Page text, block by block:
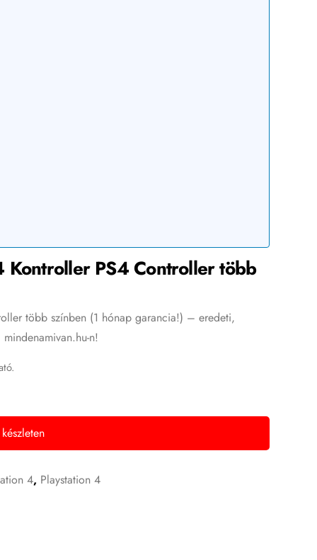
Kontroller PS4 Controller több
több színben (1 hónap garancia!) – eredeti,
n!
4, Playstation 4